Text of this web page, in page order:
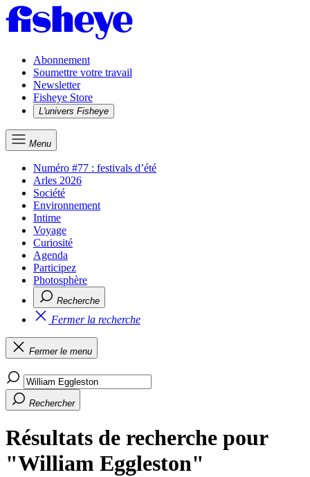
Abonnement
Soumettre votre travail
Newsletter
Fisheye Store
L'univers Fisheye
Menu
Numéro #77 : festivals d’été
Arles 2026
Société
Environnement
Intime
Voyage
Curiosité
Agenda
Participez
Photosphère
Recherche
Fermer la recherche
Fermer le menu
Rechercher
Résultats de recherche pour
"William Eggleston"